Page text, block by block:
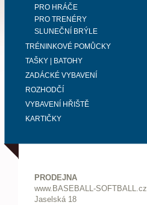
PRO HRÁČE
PRO TRENÉRY
SLUNEČNÍ BRÝLE
TRÉNINKOVÉ POMŮCKY
TAŠKY | BATOHY
ZADÁCKÉ VYBAVENÍ
ROZHODČÍ
VYBAVENÍ HŘIŠTĚ
KARTIČKY
PRODEJNA
www.BASEBALL-SOFTBALL.cz
Jaselská 18